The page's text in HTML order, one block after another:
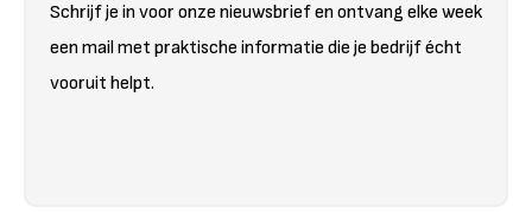
Schrijf je in voor onze nieuwsbrief en ontvang elke week
een mail met praktische informatie die je bedrijf écht
vooruit helpt.